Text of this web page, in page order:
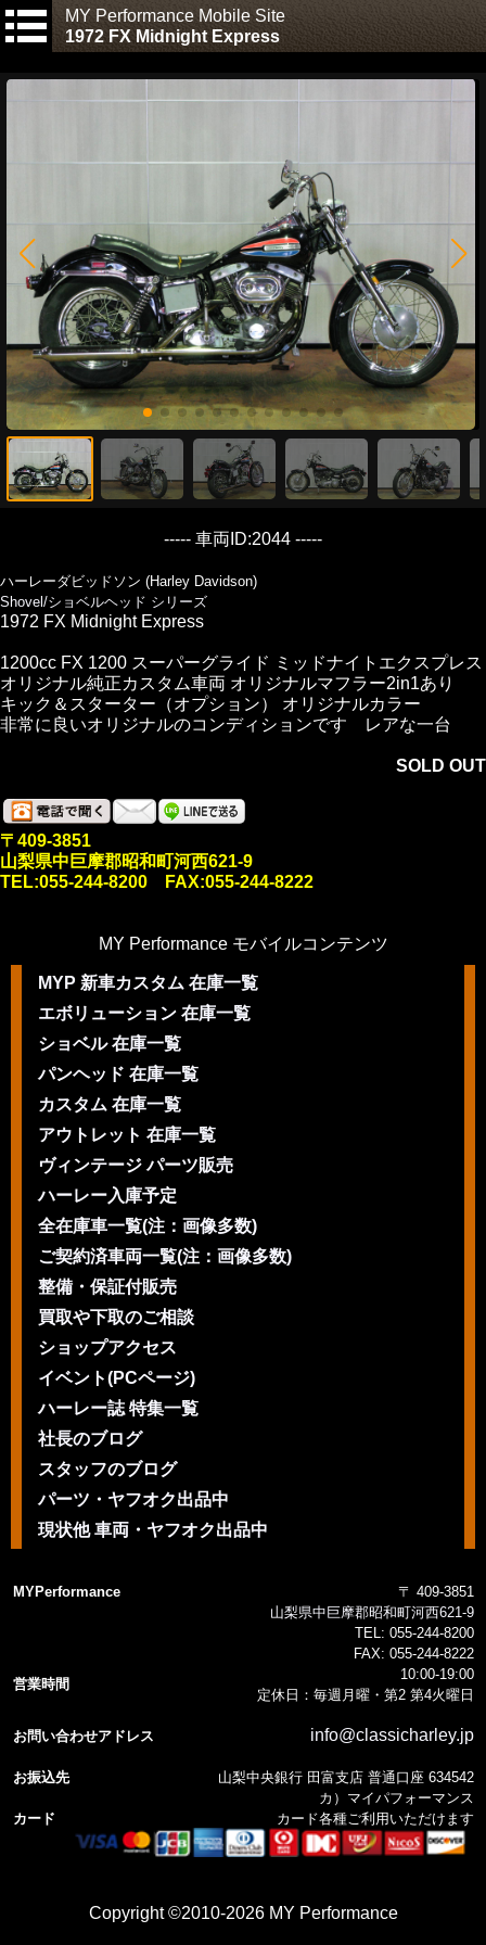
MY Performance Mobile Site
1972 FX Midnight Express
----- 車両ID:2044 -----
ハーレーダビッドソン (Harley Davidson)
Shovel/ショベルヘッド シリーズ
1972 FX Midnight Express
1200cc FX 1200 スーパーグライド ミッドナイトエクスプレス
オリジナル純正カスタム車両 オリジナルマフラー2in1あり
キック＆スターター（オプション） オリジナルカラー
非常に良いオリジナルのコンディションです レアな一台
SOLD OUT
〒409-3851
山梨県中巨摩郡昭和町河西621-9
TEL:055-244-8200 FAX:055-244-8222
MY Performance モバイルコンテンツ
MYP 新車カスタム 在庫一覧
エボリューション 在庫一覧
ショベル 在庫一覧
パンヘッド 在庫一覧
カスタム 在庫一覧
アウトレット 在庫一覧
ヴィンテージ パーツ販売
ハーレー入庫予定
全在庫車一覧(注：画像多数)
ご契約済車両一覧(注：画像多数)
整備・保証付販売
買取や下取のご相談
ショップアクセス
イベント(PCページ)
ハーレー誌 特集一覧
社長のブログ
スタッフのブログ
パーツ・ヤフオク出品中
現状他 車両・ヤフオク出品中
MYPerformance
〒 409-3851
山梨県中巨摩郡昭和町河西621-9
TEL: 055-244-8200
FAX: 055-244-8222
営業時間
10:00-19:00
定休日：毎週月曜・第2 第4火曜日
お問い合わせアドレス info@classicharley.jp
お振込先
山梨中央銀行 田富支店 普通口座 634542
カ）マイパフォーマンス
カード
カード各種ご利用いただけます
Copyright ©2010-2026 MY Performance